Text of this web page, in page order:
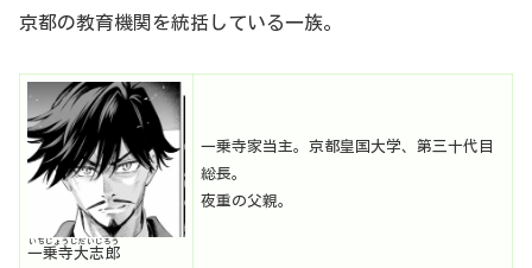
京都の教育機関を統括している一族。
一乗寺大志郎
いちじょうじだいじろう
一乗寺家当主。京都皇国大学、第三十代目
総長。
夜重の父親。